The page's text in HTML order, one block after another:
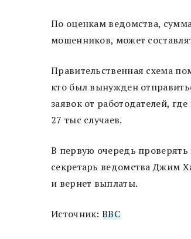
По оценкам ведомства,
мошенников, может
Правительственная схема
кто был вынужден
заявок от работодателей,
27 тыс случаев.
В первую очередь
секретарь ведомства Джим
и вернет выплаты.
Источник: BBC